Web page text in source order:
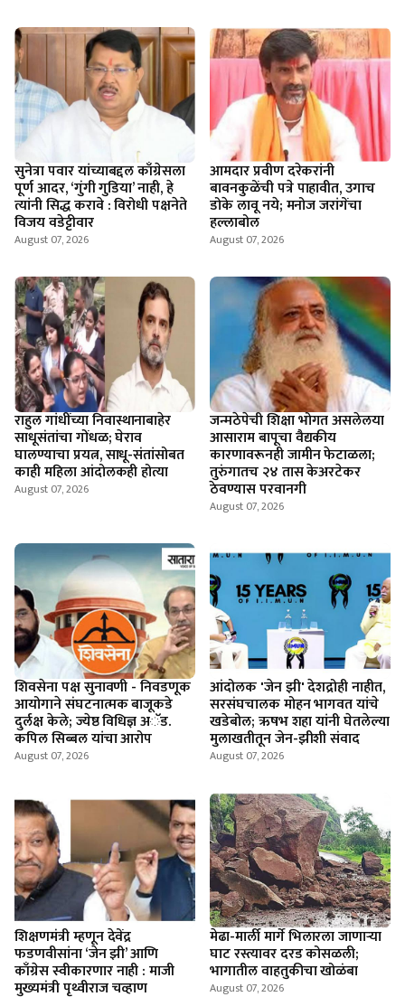
सुनेत्रा पवार यांच्याबद्दल काँग्रेसला
पूर्ण आदर, ‘गुंगी गुडिया’ नाही, हे
त्यांनी सिद्ध करावे : विरोधी पक्षनेते
विजय वडेट्टीवार
August 07, 2026
आमदार प्रवीण दरेकरांनी
बावनकुळेंची पत्रे पाहावीत, उगाच
डोके लावू नये; मनोज जरांगेंचा
हल्लाबोल
August 07, 2026
राहुल गांधींच्या निवास्थानाबाहेर
साधूसंतांचा गोंधळ; घेराव
घालण्याचा प्रयत्न, साधू-संतांसोबत
काही महिला आंदोलकही होत्या
August 07, 2026
जन्मठेपेची शिक्षा भोगत असलेलया
आसाराम बापूचा वैद्यकीय
कारणावरूनही जामीन फेटाळला;
तुरुंगातच २४ तास केअरटेकर
ठेवण्यास परवानगी
August 07, 2026
शिवसेना पक्ष सुनावणी - निवडणूक
आयोगाने संघटनात्मक बाजूकडे
दुर्लक्ष केले; ज्येष्ठ विधिज्ञ अॅड.
कपिल सिब्बल यांचा आरोप
August 07, 2026
आंदोलक 'जेन झी' देशद्रोही नाहीत,
सरसंघचालक मोहन भागवत यांचे
खडेबोल; ऋषभ शहा यांनी घेतलेल्या
मुलाखतीतून जेन-झीशी संवाद
August 07, 2026
शिक्षणमंत्री म्हणून देवेंद्र
फडणवीसांना ‘जेन झी’ आणि
काँग्रेस स्वीकारणार नाही : माजी
मुख्यमंत्री पृथ्वीराज चव्हाण
मेढा-मार्ली मार्गे भिलारला जाणाऱ्या
घाट रस्त्यावर दरड कोसळली;
भागातील वाहतुकीचा खोळंबा
August 07, 2026